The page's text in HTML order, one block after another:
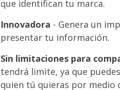
que identifican tu marca.
Innovadora - Genera un
presentar tu información.
Sin limitaciones para
tendrá limite, ya que
quien tú quieras por medio